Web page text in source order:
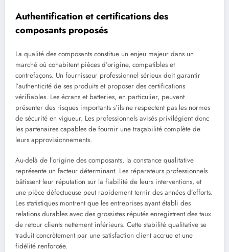
Authentification et certifications des
composants proposés
La qualité des composants constitue un enjeu majeur dans un
marché où cohabitent pièces d’origine, compatibles et
contrefaçons. Un fournisseur professionnel sérieux doit garantir
l’authenticité de ses produits et proposer des certifications
vérifiables. Les écrans et batteries, en particulier, peuvent
présenter des risques importants s’ils ne respectent pas les normes
de sécurité en vigueur. Les professionnels avisés privilégient donc
les partenaires capables de fournir une traçabilité complète de
leurs approvisionnements.
Au-delà de l’origine des composants, la constance qualitative
représente un facteur déterminant. Les réparateurs professionnels
bâtissent leur réputation sur la fiabilité de leurs interventions, et
une pièce défectueuse peut rapidement ternir des années d’efforts.
Les statistiques montrent que les entreprises ayant établi des
relations durables avec des grossistes réputés enregistrent des taux
de retour clients nettement inférieurs. Cette stabilité qualitative se
traduit concrètement par une satisfaction client accrue et une
fidélité renforcée.